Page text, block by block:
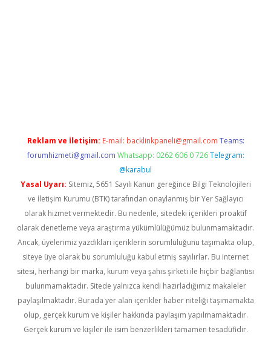
Reklam ve İletişim: E-mail: backlinkpaneli@gmail.com Teams:
forumhizmeti@gmail.com Whatsapp: 0262 606 0 726 Telegram:
@karabul
Yasal Uyarı: Sitemiz, 5651 Sayılı Kanun gereğince Bilgi Teknolojileri
ve İletişim Kurumu (BTK) tarafından onaylanmış bir Yer Sağlayıcı
olarak hizmet vermektedir. Bu nedenle, sitedeki içerikleri proaktif
olarak denetleme veya araştırma yükümlülüğümüz bulunmamaktadır.
Ancak, üyelerimiz yazdıkları içeriklerin sorumluluğunu taşımakta olup,
siteye üye olarak bu sorumluluğu kabul etmiş sayılırlar. Bu internet
sitesi, herhangi bir marka, kurum veya şahıs şirketi ile hiçbir bağlantısı
bulunmamaktadır. Sitede yalnızca kendi hazırladığımız makaleler
paylaşılmaktadır. Burada yer alan içerikler haber niteliği taşımamakta
olup, gerçek kurum ve kişiler hakkında paylaşım yapılmamaktadır.
Gerçek kurum ve kişiler ile isim benzerlikleri tamamen tesadüfidir.